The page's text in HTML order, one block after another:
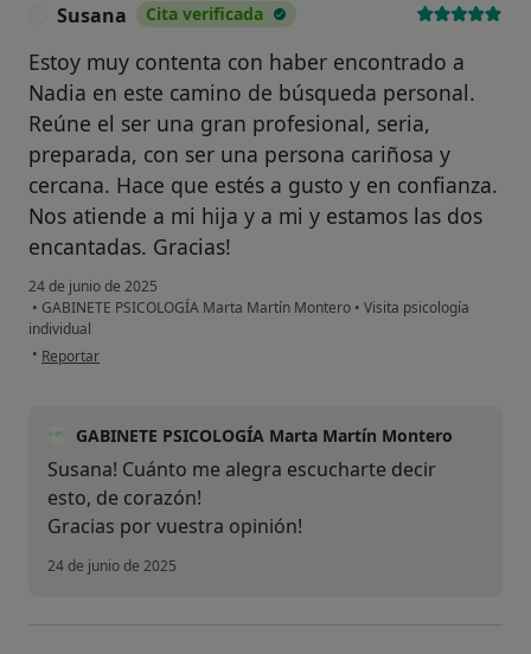
Susana Cita verificada
Estoy muy contenta con haber encontrado a
Nadia en este camino de búsqueda personal.
Reúne el ser una gran profesional, seria,
preparada, con ser una persona cariñosa y
cercana. Hace que estés a gusto y en confianza.
Nos atiende a mi hija y a mi y estamos las dos
encantadas. Gracias!
24 de junio de 2025
• GABINETE PSICOLOGÍA Marta Martín Montero • Visita psicología
individual
• en opinión del usuario Susana
Reportar
GABINETE PSICOLOGÍA Marta Martín Montero
Susana! Cuánto me alegra escucharte decir
esto, de corazón!
Gracias por vuestra opinión!
24 de junio de 2025